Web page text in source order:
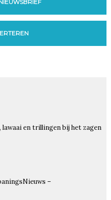
en trillingen bij het zagen
–